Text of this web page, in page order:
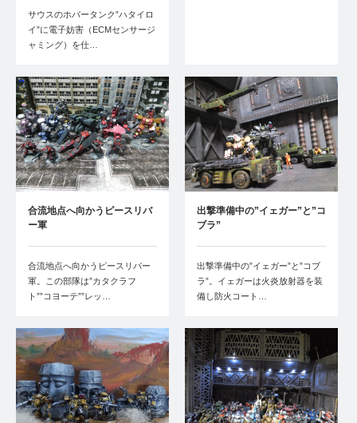
サウスのホバータンク”ハタイロ
イ”に電子妨害（ECMセンサージ
ャミング）を仕…
合流地点へ向かうピースリバ
ー軍
合流地点へ向かうピースリバー
軍。この部隊は”カタクラフ
ト””コヨーテ””レッ…
出撃準備中の”イェガー”と”コ
ブラ”
出撃準備中の”イェガー”と”コブ
ラ”。イェガーは火炎放射器を装
備し防火コート…